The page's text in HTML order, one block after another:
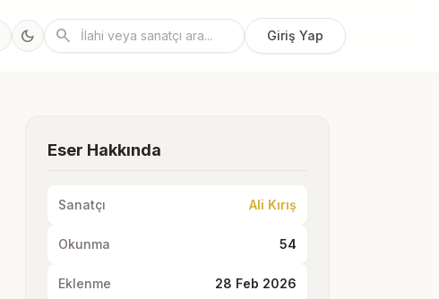
dark_mode search Giriş Yap
Eser Hakkında
Sanatçı Ali Kırış
Okunma 54
Eklenme 28 Feb 2026